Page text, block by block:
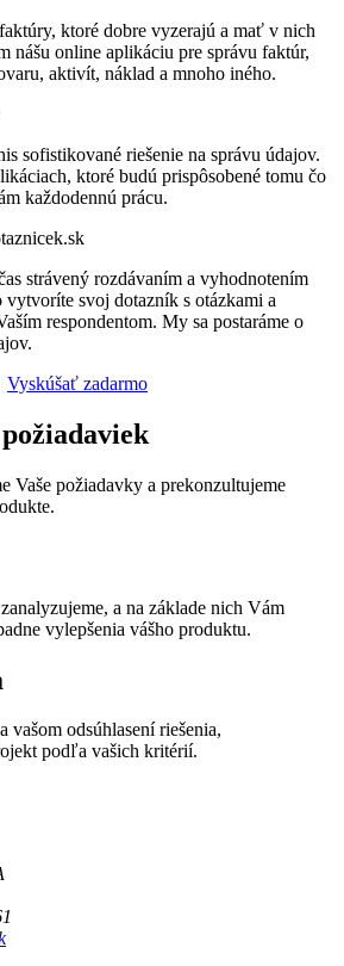
ktoré dobre vyzerajú a mať v nich
nášu online aplikáciu pre správu faktúr,
aktivít, náklad a mnoho iného.
sofistikované riešenie na správu údajov.
ktoré budú prispôsobené tomu čo
každodennú prácu.
strávený rozdávaním a vyhodnotením
vytvoríte svoj dotazník s otázkami a
respondentom. My sa postaráme o
Vyskúšať zadarmo
Vaše požiadavky a prekonzultujeme
a na základe nich Vám
vylepšenia vášho produktu.
vašom odsúhlasení riešenia,
podľa vašich kritérií.